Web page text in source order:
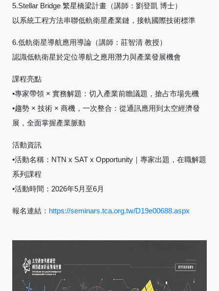
5.Stellar Bridge 繁星橋梁計畫（講師：劉登凱 博士）
以系統工程方法串聯低軌衛星產業鏈，接軌國際技術標準
6.低軌衛星導航應用導論（講師：莊智清 教授）
認識低軌衛星於定位導航之應用潛力與產業發展機會
課程亮點
•專家帶領 × 實務解題：切入產業前瞻議題，搶占市場先機
•趨勢 × 技術 × 商機，一次整合：從通訊應用到太空經濟發
展，全面掌握產業脈動
活動資訊
•活動名稱：NTN x SAT x Opportunity｜專家出題，在職解題
系列課程
•活動時間：2026年5月至6月
報名連結： https://seminars.tca.org.tw/D19e00688.aspx